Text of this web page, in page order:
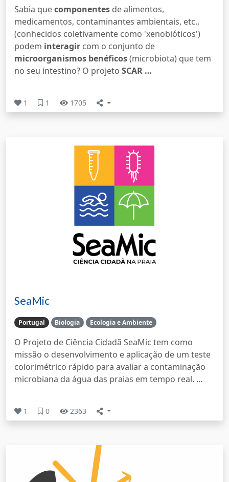
Sabia quecomponentes de alimentos,
medicamentos, contaminantes ambientais, etc.,
(conhecidos coletivamente como 'xenobióticos')
podem interagir com o conjunto de
microorganismos benéficos(microbiota) que tem
no seu intestino? O projeto SCAR …
1 1 1705
SeaMic
Portugal Biologia Ecologia e Ambiente
O Projeto de Ciência Cidadã SeaMic tem como
missão o desenvolvimento e aplicação de um teste
colorimétrico rápido para avaliar a contaminação
microbiana da água das praias em tempo real. …
1 0 2363